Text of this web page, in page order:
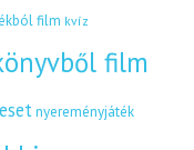
film kvíz
film
nyereményjáték